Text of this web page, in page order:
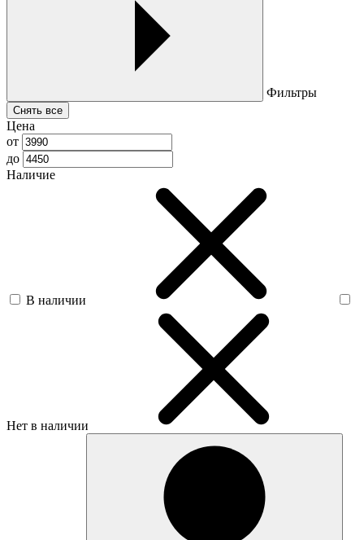
Фильтры
Снять все
Цена
от
до
Наличие
В наличии
Нет в наличии